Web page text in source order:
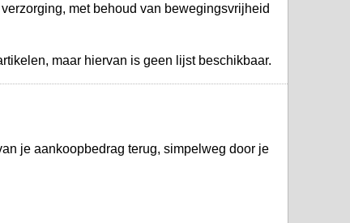
met behoud van bewegingsvrijheid
maar hiervan is geen lijst beschikbaar.
je aankoopbedrag terug, simpelweg door je